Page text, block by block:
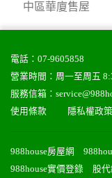
中區華廈售屋
電話： 07-9605858
營業時間：周一至周五
服務信箱：
使用條款
隱私權政策
988house房屋網
988house實價登錄
股